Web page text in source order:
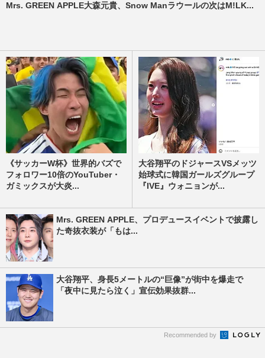
Mrs. GREEN APPLE大森元貴、Snow Manラウールの次はM!LK...
《サッカーW杯》世界的バズで
フォロワー10倍のYouTuber・
ガミックスが大炎...
大谷翔平のドジャースVSメッツ
始球式に韓国ガールズグループ
『IVE』ウォニョンが...
Mrs. GREEN APPLE、プロデュースイベントで披露し
た奇抜衣装が「もは...
大谷翔平、身長5メートルの“巨像”が街中を爆走で
「夜中に見たら泣く」宣伝効果抜群...
Recommended by